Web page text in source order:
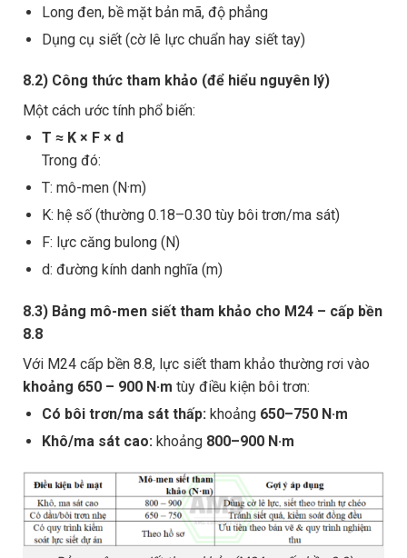
Long đen, bề mặt bản mã, độ phẳng
Dụng cụ siết (cờ lê lực chuẩn hay siết tay)
8.2) Công thức tham khảo (để hiểu nguyên lý)
Một cách ước tính phổ biến:
T ≈ K × F × d
Trong đó:
T: mô-men (N·m)
K: hệ số (thường 0.18–0.30 tùy bôi trơn/ma sát)
F: lực căng bulong (N)
d: đường kính danh nghĩa (m)
8.3) Bảng mô-men siết tham khảo cho M24 – cấp bền
8.8
Với M24 cấp bền 8.8, lực siết tham khảo thường rơi vào
khoảng 650 – 900 N·m tùy điều kiện bôi trơn:
Có bôi trơn/ma sát thấp:khoảng 650–750 N·m
Khô/ma sát cao:khoảng 800–900 N·m